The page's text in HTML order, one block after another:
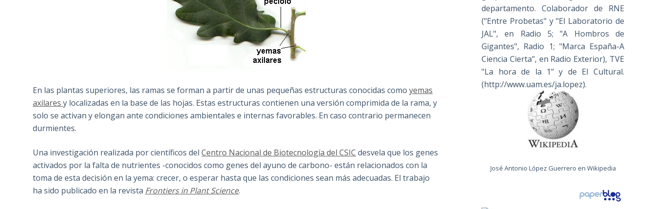
En las plantas superiores, las ramas se forman a partir de unas pequeñas estructuras conocidas comoyemas
axilaresy localizadas en la base de las hojas. Estas estructuras contienen una versión comprimida de la rama, y
solo se activan y elongan ante condiciones ambientales e internas favorables. En caso contrario permanecen
durmientes.
Una investigación realizada por científicos delCentro Nacional de Biotecnología del CSIC desvela que los genes
activados por la falta de nutrientes -conocidos como genes del ayuno de carbono- están relacionados con la
toma de esta decisión en la yema: crecer, o esperar hasta que las condiciones sean más adecuadas. El trabajo
ha sido publicado en la revista Frontiers in Plant Science.
departamento. Colaborador de RNE
("Entre Probetas" y "El Laboratorio de
JAL", en Radio 5; "A Hombros de
Gigantes", Radio 1; "Marca España-A
Ciencia Cierta", en Radio Exterior), TVE
"La hora de la 1" y de El Cultural.
(http://www.uam.es/ja.lopez).
José Antonio López Guerrero en Wikipedia